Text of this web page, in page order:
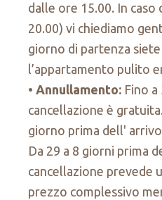
dalle ore 15.00. In
20.00) vi chiediamo
giorno di partenza
l’appartamento pulito
Annullamento: Fino
cancellazione è
giorno prima dell'
Da 29 a 8 giorni prima
cancellazione prevede
prezzo complessivo